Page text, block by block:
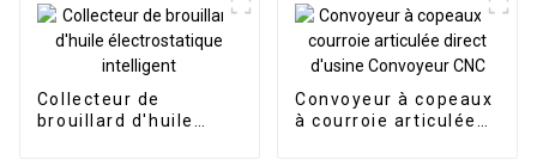
Collecteur de
brouillard d'huile
Convoyeur à copeaux
à courroie articulée